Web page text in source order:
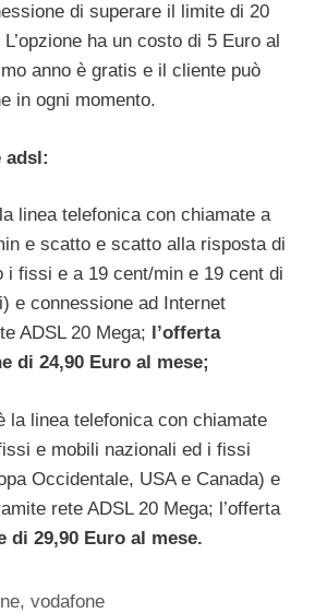
di superare il limite di 20
ha un costo di 5 Euro al
anno è gratis e il cliente può
in ogni momento.
adsl:
linea telefonica con chiamate a
e scatto e scatto alla risposta di
i fissi e a 19 cent/min e 19 cent di
e connessione ad Internet
ADSL 20 Mega; l’offerta
di 24,90 Euro al mese;
la linea telefonica con chiamate
e mobili nazionali ed i fissi
Occidentale, USA e Canada) e
rete ADSL 20 Mega; l’offerta
di 29,90 Euro al mese.
,vodafone